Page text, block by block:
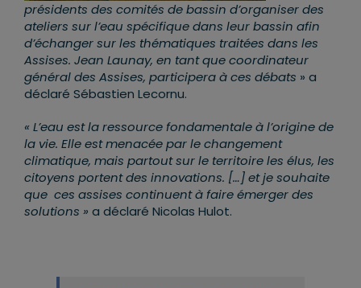
présidents des comités de bassin d’organiser des
ateliers sur l’eau spécifique dans leur bassin afin
d’échanger sur les thématiques traitées dans les
Assises. Jean Launay, en tant que coordinateur
général des Assises, participera à ces débats » a
déclaré Sébastien Lecornu.
« L’eau est la ressource fondamentale à l’origine de
la vie. Elle est menacée par le changement
climatique, mais partout sur le territoire les élus, les
citoyens portent des innovations. […] et je souhaite
que ces assises continuent à faire émerger des
solutions » a déclaré Nicolas Hulot.